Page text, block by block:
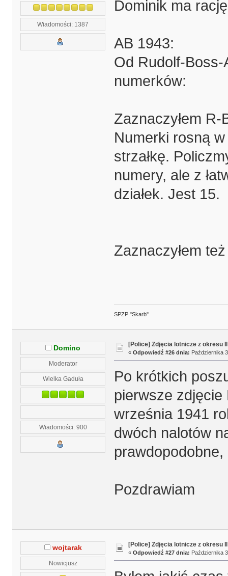
Wiadomości: 1387
Dominik ma
AB 1943:
Od Rudolf-
numerków:
Zaznaczyłem
Numerki rosną
strzałkę.
numery, ale z
działek. Jest 15.
Zaznaczyłem
SPZP "Skarb"
Domino
Moderator
Wielka Gaduła
Wiadomości: 900
[Police] Zdjęcia lotnicze z okresu II
« Odpowiedź #26 dnia: Października
Po krótkich
pierwsze
września 1941
dwóch nalotów
Pozdrawiam
wojtarak
Nowicjusz
[Police] Zdjęcia lotnicze z okresu II
« Odpowiedź #27 dnia: Października